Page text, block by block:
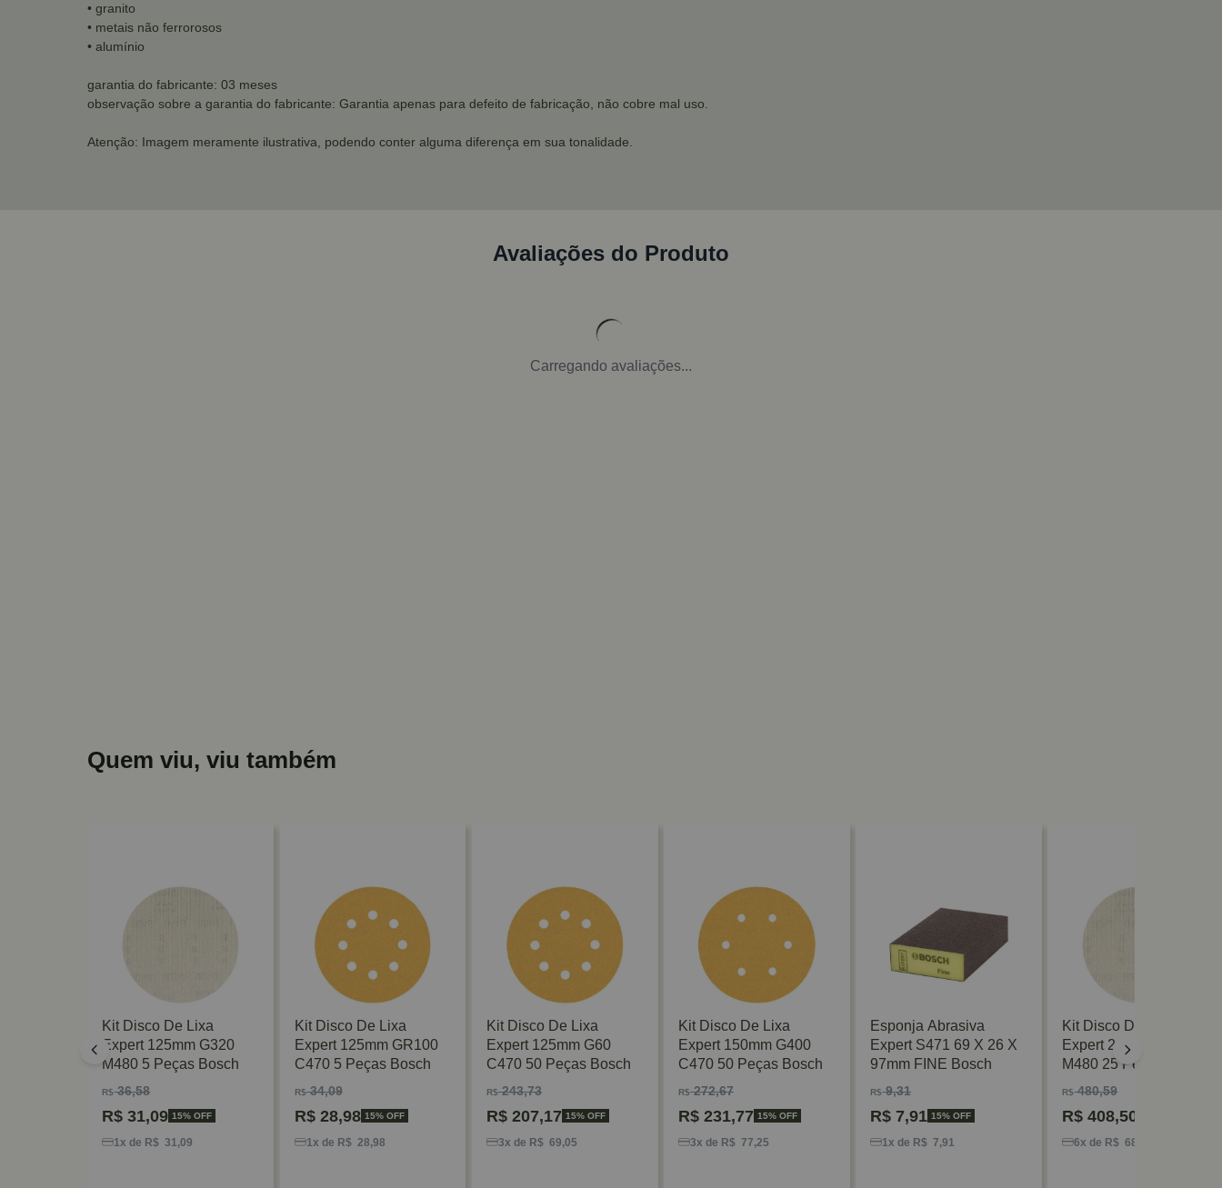
• granito
• metais não ferrorosos
• alumínio
garantia do fabricante: 03 meses
observação sobre a garantia do fabricante: Garantia apenas para defeito de fabricação, não cobre mal uso.
Atenção: Imagem meramente ilustrativa, podendo conter alguma diferença em sua tonalidade.
Avaliações do Produto
Carregando avaliações...
Quem viu, viu também
Kit Disco De Lixa
Expert 125mm G320
M480 5 Peças Bosch
R$36,58
R$ 31,09 15% OFF
1x de R$ 31,09
Kit Disco De Lixa
Expert 125mm GR100
C470 5 Peças Bosch
R$34,09
R$28,98 15% OFF
1x de R$ 28,98
Kit Disco De Lixa
Expert 125mm G60
C470 50 Peças Bosch
R$243,73
R$207,17 15% OFF
3x de R$ 69,05
Kit Disco De Lixa
Expert 150mm G400
C470 50 Peças Bosch
R$272,67
R$231,77 15% OFF
3x de R$ 77,25
Esponja Abrasiva
Expert S471 69 X 26 X
97mm FINE Bosch
R$9,31
R$ 7,91 15% OFF
1x de R$ 7,91
Kit Disco De Lixa
Expert 225mm G120
M480 25 Peças Bosch
R$480,59
R$ 408,50
6x de R$ 68,08